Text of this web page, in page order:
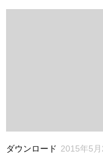
ダウンロード 2015年5月